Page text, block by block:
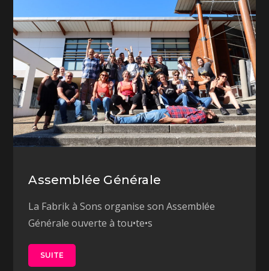
Assemblée Générale
La Fabrik à Sons organise son Assemblée
Générale ouverte à tou•te•s
SUITE